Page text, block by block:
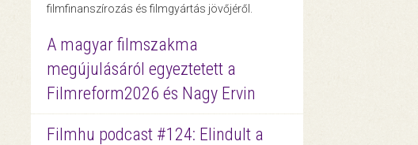
filmfinanszírozás és filmgyártás jövőjéről.
A magyar filmszakma
megújulásáról egyeztetett a
Filmreform2026 és Nagy Ervin
Filmhu podcast #124: Elindult a